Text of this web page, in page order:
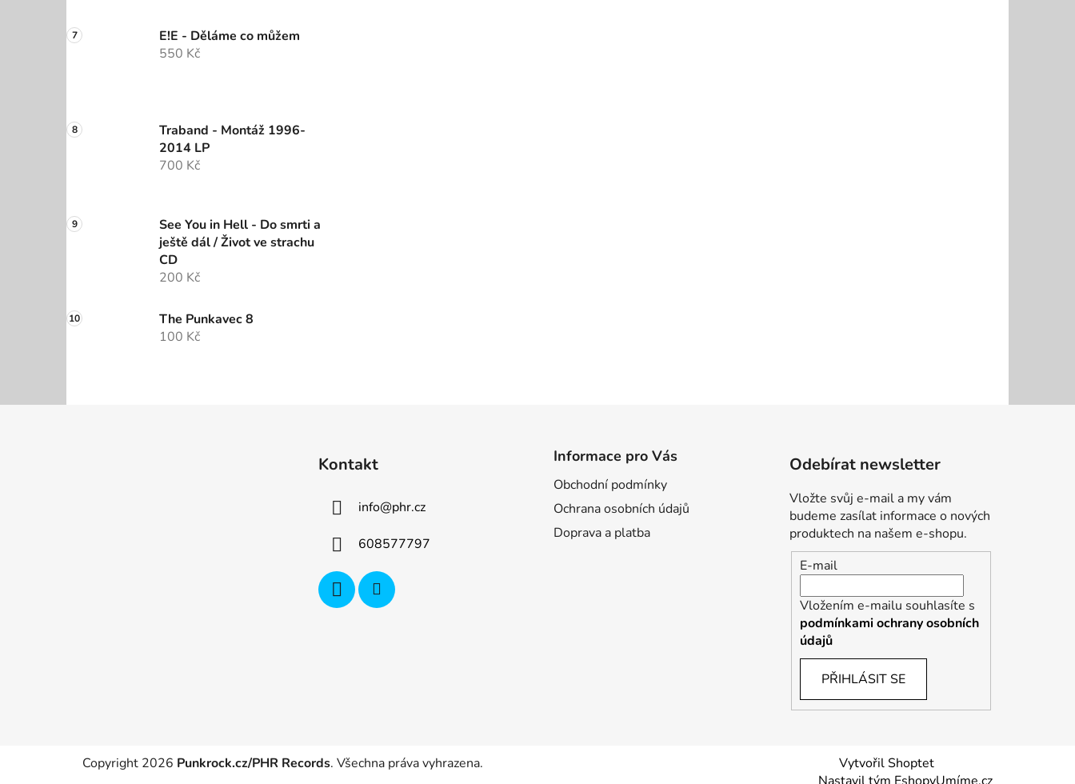
E!E - Děláme co můžem
550 Kč
Traband - Montáž 1996-
2014 LP
700 Kč
See You in Hell - Do smrti a
ještě dál / Život ve strachu
CD
200 Kč
The Punkavec 8
100 Kč
Kontakt
info@phr.cz
608577797
Informace pro Vás
Obchodní podmínky
Ochrana osobních údajů
Doprava a platba
Odebírat newsletter
Vložte svůj e-mail a my vám
budeme zasílat informace o nových
produktech na našem e-shopu.
E-mail
Vložením e-mailu souhlasíte s
podmínkami ochrany osobních
údajů
PŘIHLÁSIT SE
Vytvořil Shoptet
Copyright 2026 Punkrock.cz/PHR Records. Všechna práva vyhrazena.